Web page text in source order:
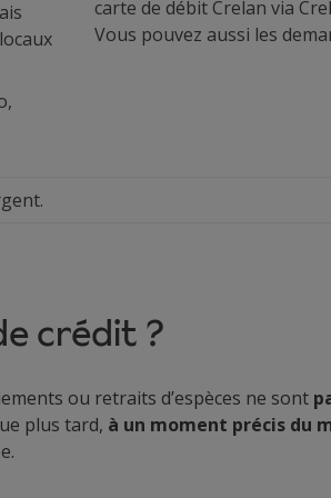
carte de débit Crelan via
Vous pouvez aussi les
crédit ?
ou retraits d’espèces ne sont
plus tard, à un moment précis du